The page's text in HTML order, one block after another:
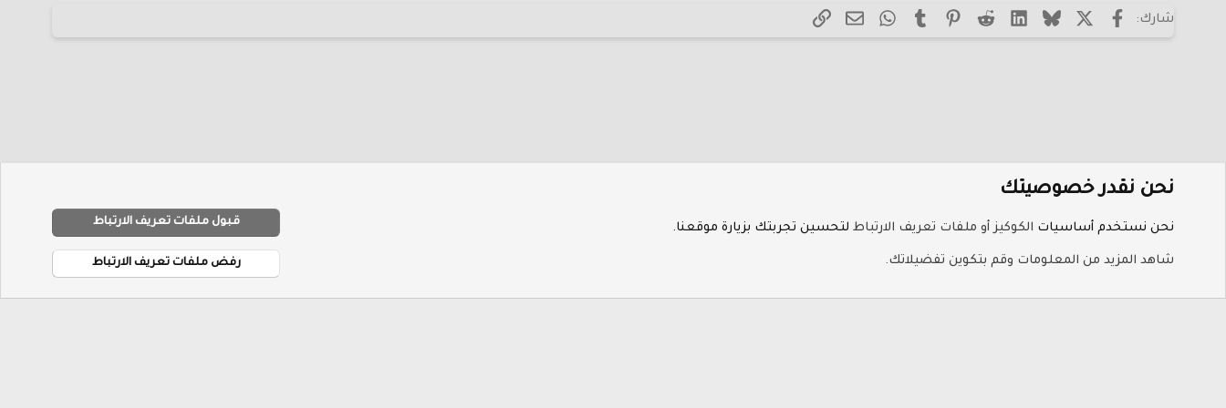
Verdana
شارك: فيسبوكX (Twitter)
Bluesky
LinkedIn
Reddit
Pinterest
Tumblr
WhatsAppالبريد الإلكتروني
الرابط
الرئيسية المنتديات منتديات البرامج
S
نحن نقدر خصوصيتك
نحن نستخدم أساسيات الكوكيز أو ملفات تعريف الارتباط لتحسين تجربتك بزيارة موقعنا.
شاهد المزيد من المعلومات وقم بتكوين تفضيلاتك.
قبول ملفات تعريف الارتباط
رفض ملفات تعريف الارتباط